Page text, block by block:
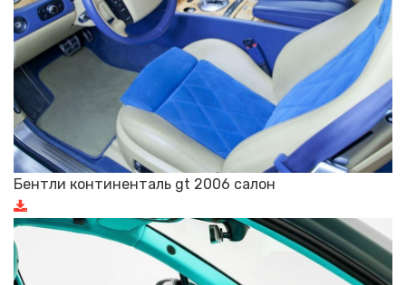
Бентли континенталь gt 2006 салон